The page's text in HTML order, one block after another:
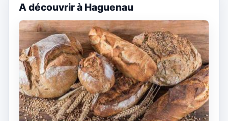
A découvrir à Haguenau